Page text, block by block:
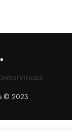
SUIVIFAQS
© 2023